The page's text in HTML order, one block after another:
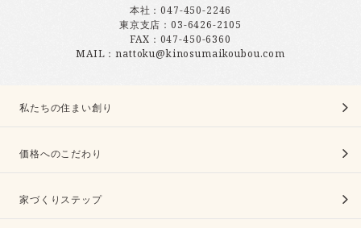
本社：047-450-2246
東京支店：03-6426-2105
FAX：047-450-6360
MAIL：nattoku@kinosumaikoubou.com
私たちの住まい創り
価格へのこだわり
家づくりステップ